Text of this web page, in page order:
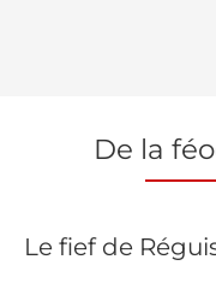
De la
Le fief de